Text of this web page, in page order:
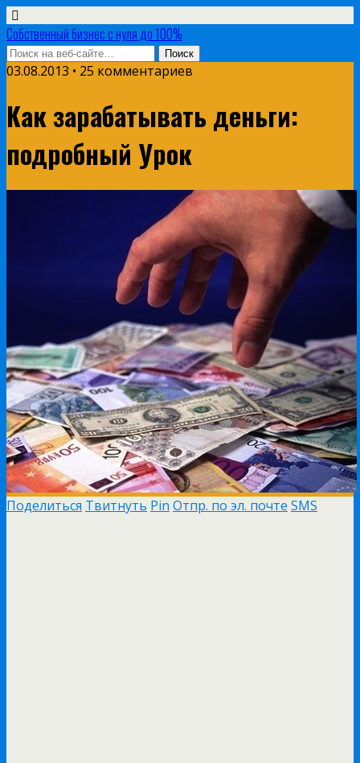
Собственный бизнес с нуля до 100%
03.08.2013 • 25 комментариев
Как зарабатывать деньги:
подробный Урок
Поделиться Твитнуть Pin Отпр. по эл. почте SMS